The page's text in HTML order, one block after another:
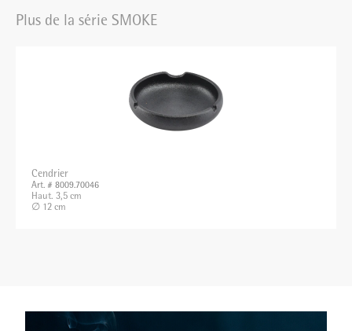
Plus de la série SMOKE
Cendrier
Art. # 8009.70046
Haut. 3,5 cm
∅ 12 cm